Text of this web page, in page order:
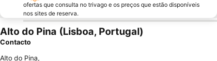
ofertas que consulta no trivago e os preços que estão disponíveis
nos sites de reserva.
Alto do Pina (Lisboa, Portugal)
Contacto
Alto do Pina,